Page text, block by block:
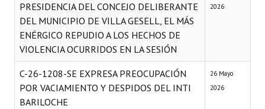
Proyectos Presentados
Dictámenes Asesoría Letrada
Informes de Unidad Coordinadora
PRESIDENCIA DEL CONCEJO DELIBERANTE
DEL MUNICIPIO DE VILLA GESELL, EL MÁS
ENÉRGICO REPUDIO A LOS HECHOS DE
VIOLENCIA OCURRIDOS EN LA SESIÓN
2026
C-26-1208-SE EXPRESA PREOCUPACIÓN
POR VACIAMIENTO Y DESPIDOS DEL INTI
BARILOCHE
26 Mayo
2026